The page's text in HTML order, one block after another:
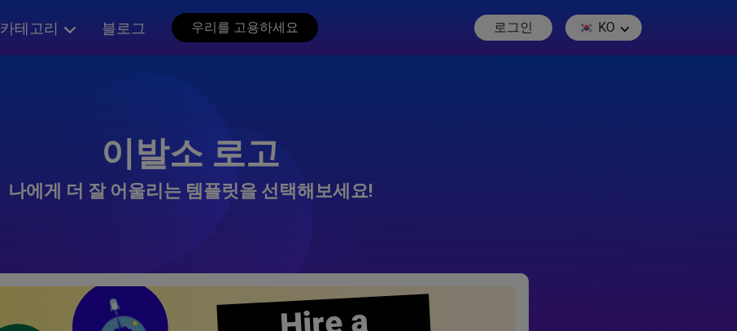
카테고리 블로그 우리를 고용하세요 로그인 KO
이발소 로고
나에게 더 잘 어울리는 템플릿을 선택해보세요!